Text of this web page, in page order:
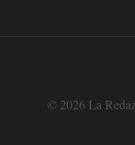
© 2026 La